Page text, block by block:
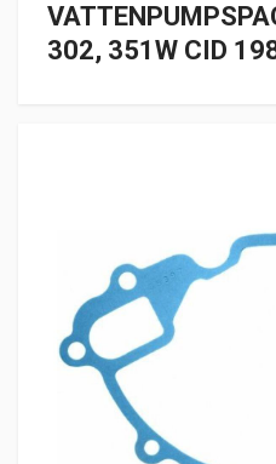
302, 351W CID